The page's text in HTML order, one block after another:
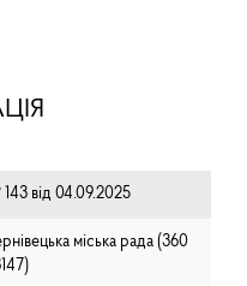
від 04.09.2025
міська рада (⁨360